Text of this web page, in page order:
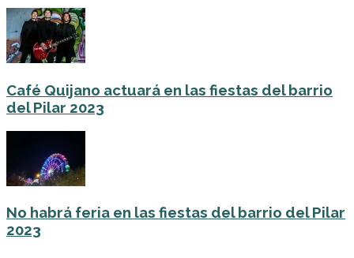
Café Quijano actuará en las fiestas del barrio
del Pilar 2023
No habrá feria en las fiestas del barrio del Pilar
2023